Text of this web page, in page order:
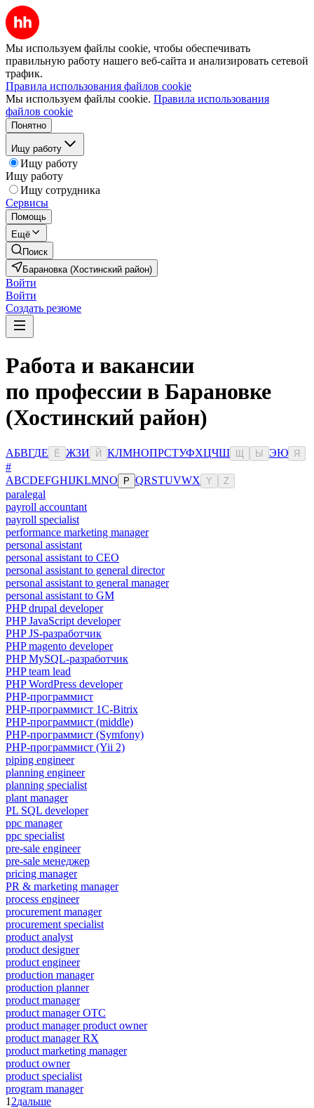
Мы используем файлы cookie, чтобы обеспечивать
правильную работу нашего веб-сайта и анализировать сетевой
трафик.
Правила использования файлов cookie
Мы используем файлы cookie. Правила использования
файлов cookie
Понятно
Ищу работу
Ищу работу
Ищу работу
Ищу сотрудника
Сервисы
Помощь
Ещё
Поиск
Барановка (Хостинский район)
Войти
Войти
Создать резюме
Работа и вакансии
по профессии в Барановке
(Хостинский район)
АБВГДЕ Ё ЖЗИ Й КЛМНОПРСТУФХЦЧШ Ы ЭЮ Я
#
ABCDEFGHIJKLMNO P QRSTUVWX Y Z
paralegal
payroll accountant
payroll specialist
performance marketing manager
personal assistant
personal assistant to CEO
personal assistant to general director
personal assistant to general manager
personal assistant to GM
PHP drupal developer
PHP JavaScript developer
PHP JS-разработчик
PHP magento developer
PHP MySQL-разработчик
PHP team lead
PHP WordPress developer
PHP-программист
PHP-программист 1C-Bitrix
PHP-программист (middle)
PHP-программист (Symfony)
PHP-программист (Yii 2)
piping engineer
planning engineer
planning specialist
plant manager
PL SQL developer
ppc manager
ppc specialist
pre-sale engineer
pre-sale менеджер
pricing manager
PR & marketing manager
process engineer
procurement manager
procurement specialist
product analyst
product designer
product engineer
production manager
production planner
product manager
product manager OTC
product manager product owner
product manager RX
product marketing manager
product owner
product specialist
program manager
1 2дальше